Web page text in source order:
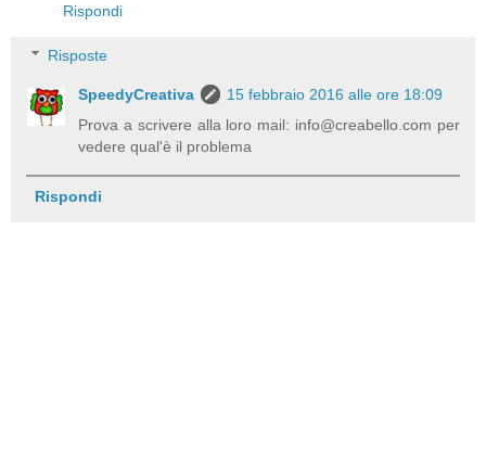
Rispondi
Risposte
SpeedyCreativa
15 febbraio 2016 alle ore 18:09
Prova a scrivere alla loro mail: info@creabello.com per
vedere qual'è il problema
Rispondi